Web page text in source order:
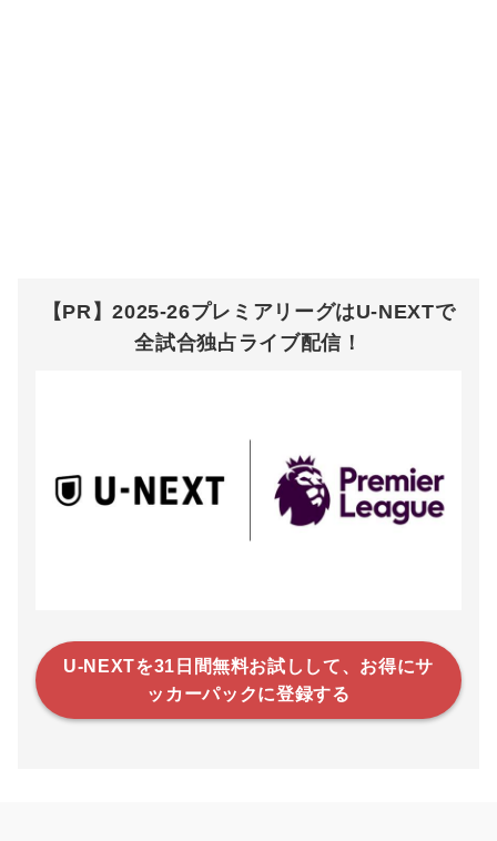
【PR】2025-26プレミアリーグはU-NEXTで
全試合独占ライブ配信！
U-NEXTを31日間無料お試しして、お得にサ
ッカーパックに登録する